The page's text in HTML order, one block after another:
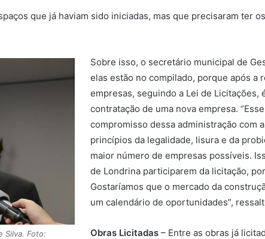
que já haviam sido iniciadas, mas que precisaram ter
Silva. Foto:
Sobre isso, o secretário municipal de
elas estão no compilado, porque após a
empresas, seguindo a Lei de
contratação de uma nova empresa.
compromisso dessa administração com
princípios da legalidade, lisura e da
maior número de empresas possíveis.
de Londrina participarem da licitação,
Gostaríamos que o mercado da
um calendário de oportunidades”,
Obras Licitadas – Entre as obras já